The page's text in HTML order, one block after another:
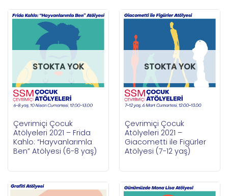
STOKTA YOK
Çevrimiçi Çocuk
Atölyeleri 2021 – Frida
Kahlo: “Hayvanlarımla
Ben” Atölyesi (6-8 yaş)
STOKTA YOK
Çevrimiçi Çocuk
Atölyeleri 2021 –
Giacometti ile Figürler
Atölyesi (7-12 yaş)